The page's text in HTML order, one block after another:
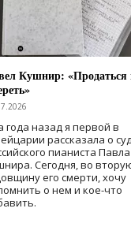
Кушнир: «Продаться
года назад я первой в
рассказала о
пианиста Павла
Сегодня, во
его смерти, хочу
о нем и кое-что